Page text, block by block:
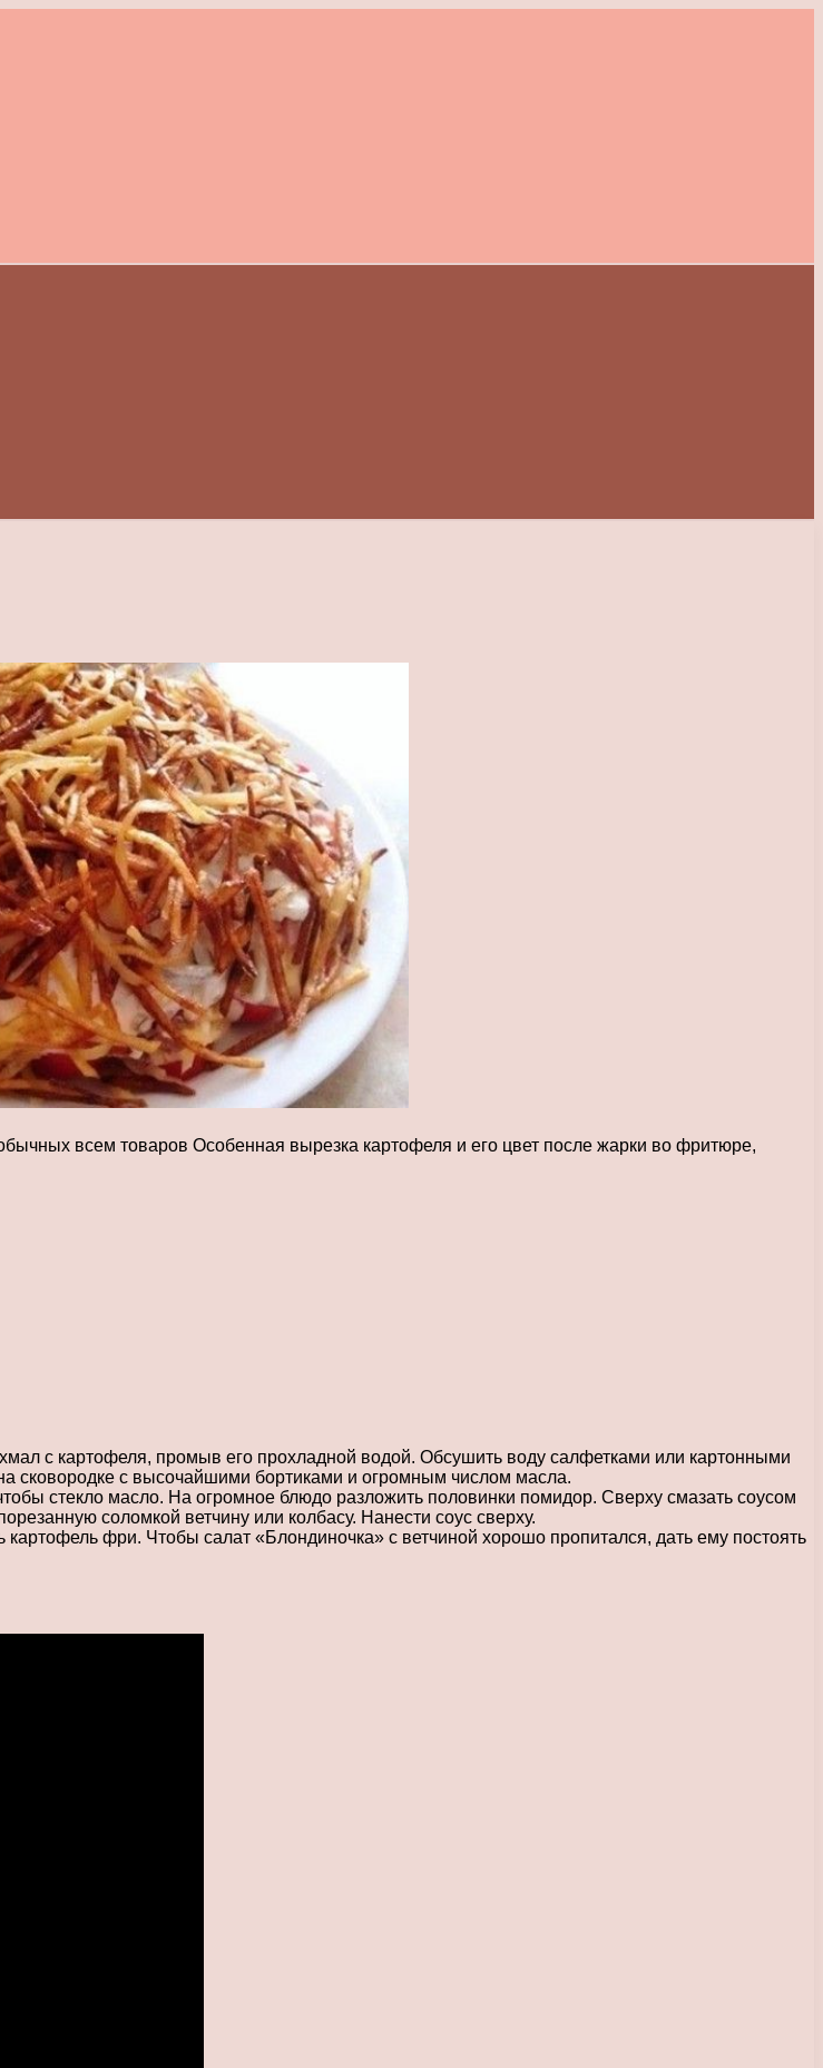
всем товаров Особенная вырезка картофеля и его цвет после жарки во фритюре,
с картофеля, промыв его прохладной водой. Обсушить воду салфетками или картонными
сковородке с высочайшими бортиками и огромным числом масла.
стекло масло. На огромное блюдо разложить половинки помидор. Сверху смазать соусом
соломкой ветчину или колбасу. Нанести соус сверху.
фри. Чтобы салат «Блондиночка» с ветчиной хорошо пропитался, дать ему постоять